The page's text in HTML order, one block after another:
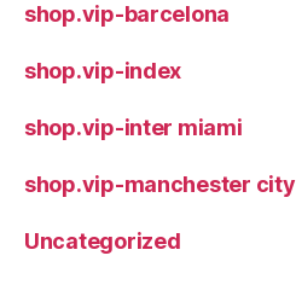
shop.vip-barcelona
shop.vip-index
shop.vip-inter miami
shop.vip-manchester city
Uncategorized